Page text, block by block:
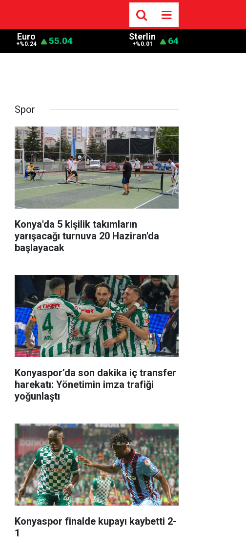
Euro
+%0.24 55.04 Sterlin
+%0.01 64
Spor
Konya'da 5 kişilik takımların
yarışacağı turnuva 20 Haziran'da
başlayacak
Konyaspor’da son dakika iç transfer
harekatı: Yönetimin imza trafiği
yoğunlaştı
Konyaspor finalde kupayı kaybetti 2-
1